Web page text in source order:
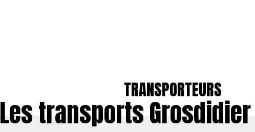
TRANSPORTEURS
Les transports